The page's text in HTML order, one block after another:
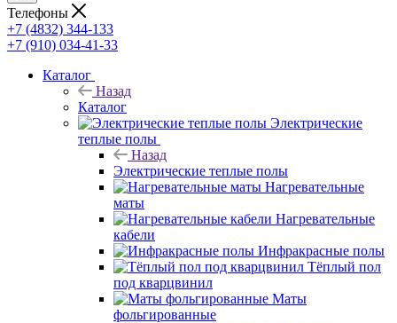
Телефоны
+7 (4832) 344-133
+7 (910) 034-41-33
Каталог
Назад
Каталог
Электрические
теплые полы
Назад
Электрические теплые полы
Нагревательные
маты
Нагревательные
кабели
Инфракрасные полы
Тёплый пол
под кварцвинил
Маты
фольгированные